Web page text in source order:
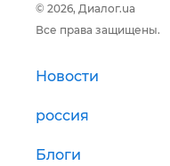
© 2026, Диалог.ua
Все права защищены.
Новости
россия
Блоги